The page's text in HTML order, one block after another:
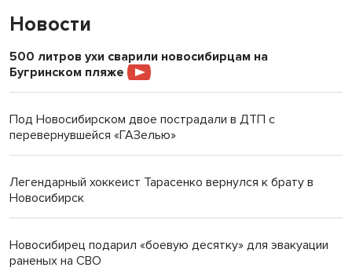
Новости
500 литров ухи сварили новосибирцам на
Бугринском пляже
Под Новосибирском двое пострадали в ДТП с
перевернувшейся «ГАЗелью»
Легендарный хоккеист Тарасенко вернулся к брату в
Новосибирск
Новосибирец подарил «боевую десятку» для эвакуации
раненых на СВО